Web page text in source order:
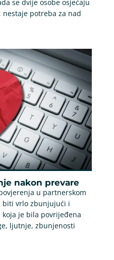
se dvije osobe osjećaju
potreba za nad
nakon prevare
u partnerskom
biti vrlo zbunjujući i
je bila povrijeđena
ljutnje, zbunjenosti